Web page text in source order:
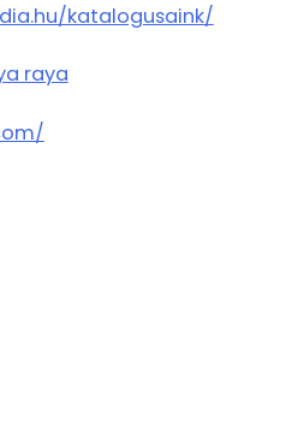
katalogusaink/
raya